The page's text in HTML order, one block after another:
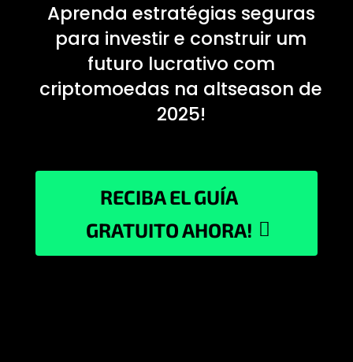
Aprenda estratégias seguras
para investir e construir um
futuro lucrativo com
criptomoedas na altseason de
2025!
RECIBA EL GUÍA
GRATUITO AHORA!